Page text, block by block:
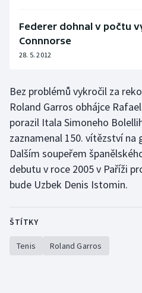
Federer dohnal v počtu
Connnorse
28. 5. 2012
Bez problémů vykročil za
Roland Garros obhájce
porazil Itala Simoneho
zaznamenal 150. vítězství na
Dalším soupeřem
debutu v roce 2005 v Paříži
bude Uzbek Denis Istomin.
ŠTÍTKY
Tenis Roland Garros